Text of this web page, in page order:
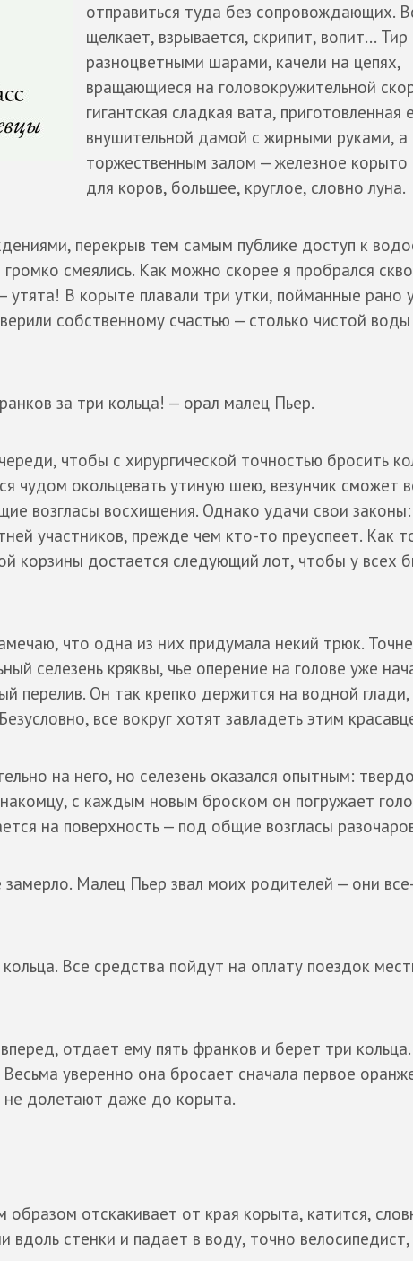
отправиться туда без сопровождающих.
щелкает, взрывается, скрипит, вопит... Тир
разноцветными шарами, качели на цепях,
вращающиеся на головокружительной
гигантская сладкая вата, приготовленная
внушительной дамой с жирными руками, а
торжественным залом — железное корыто
для коров, большее, круглое, словно луна.
перекрыв тем самым публике доступ к
смеялись. Как можно скорее я пробрался
утята! В корыте плавали три утки, пойманные рано
собственному счастью — столько чистой воды
за три кольца! — орал малец Пьер.
чтобы с хирургической точностью бросить
чудом окольцевать утиную шею, везунчик сможет
возгласы восхищения. Однако удачи свои законы:
участников, прежде чем кто-то преуспеет. Как
корзины достается следующий лот, чтобы у всех
что одна из них придумала некий трюк.
селезень кряквы, чье оперение на голове уже
перелив. Он так крепко держится на водной глади,
все вокруг хотят завладеть этим
на него, но селезень оказался опытным:
с каждым новым броском он погружает
на поверхность — под общие возгласы
Малец Пьер звал моих родителей — они
Все средства пойдут на оплату поездок
отдает ему пять франков и берет три
уверенно она бросает сначала первое
не долетают даже до корыта.
отскакивает от края корыта, катится,
вдоль стенки и падает в воду, точно